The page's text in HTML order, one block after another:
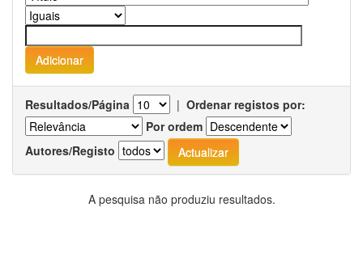
Resultados/Página | Ordenar registos por:
Por ordem
Autores/Registo
A pesquisa não produziu resultados.